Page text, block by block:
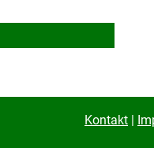
Kontakt |